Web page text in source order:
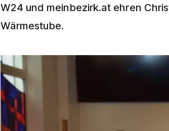
W24 und meinbezirk.at ehren
Wärmestube.